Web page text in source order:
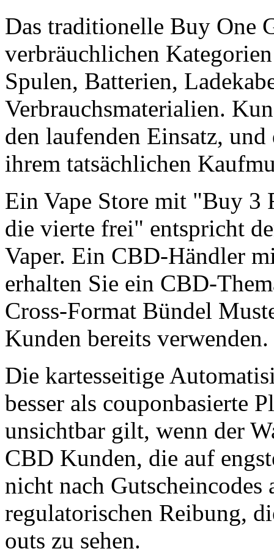
Das traditionelle Buy One
verbräuchlichen
Spulen, Batterien,
Verbrauchsmaterialien.
den laufenden Einsatz,
ihrem tatsächlichen
Ein Vape Store mit "Buy 3
die vierte frei" entspricht
Vaper. Ein CBD-Händler
erhalten Sie ein CBD-
Cross-Format Bündel
Kunden bereits verwenden.
Die kartesseitige
besser als couponbasierte
unsichtbar gilt, wenn der
CBD Kunden, die auf
nicht nach Gutscheincodes
regulatorischen Reibung,
outs zu sehen.